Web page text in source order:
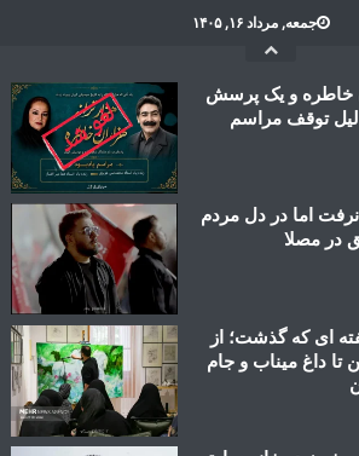
جمعه, مرداد ۱۶, ۱۴۰۵
خاطره و یک پرسش
دلیل توقف مراسم
اما در دل مردم
در مصلا
ای که گذشت؛ از
تا داغ میناب و جام